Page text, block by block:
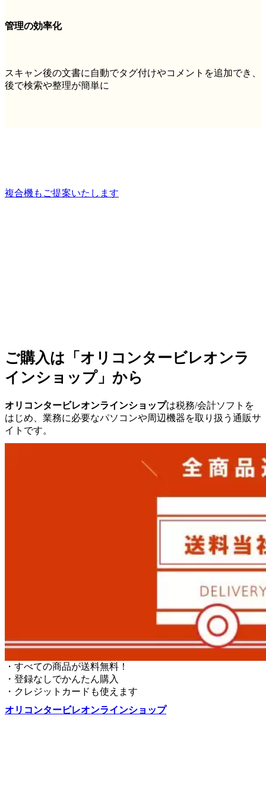
管理の効率化
スキャン後の文書に自動でタグ付けやコメントを追加でき、
後で検索や整理が簡単に
複合機もご提案いたします
ご購入は「オリコンタービレオンラ
インショップ」から
オリコンタービレオンラインショップは税務/会計ソフトを
はじめ、業務に必要なパソコンや周辺機器を取り扱う通販サ
イトです。
・すべての商品が送料無料！
・登録なしでかんたん購入
・クレジットカードも使えます
オリコンタービレオンラインショップ